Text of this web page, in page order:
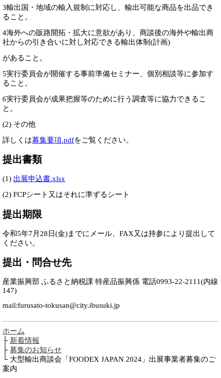
3輸出国・地域の輸入規制に対応し、輸出可能な商品を出品でき
ること。
4海外への販路開拓・拡大に意欲があり、商談後の海外や輸出商
社からの引き合いに対し対応できる輸出体制(計画)
があること。
5実行委員会が開催する事前準備セミナー、個別相談等に参加す
ること。
6実行委員会が成果把握等のために行う調査等に協力できるこ
と。
(2) その他
詳しくは募集要項.pdfをご覧ください。
提出書類
(1) 出展申込書.xlsx
(2) FCPシート又はそれに準ずるシート
提出期限
令和5年7月28日(金)までにメール、FAX又は持参により提出して
ください。
提出・問合せ先
産業振興部 ふるさと納税課 特産品振興係 電話0993-22-2111(内線
147)
mail:furusato-tokusan@city.ibusuki.jp
ホーム
├ 新着情報
├ 募集のお知らせ
└ 大型輸出商談会「FOODEX JAPAN 2024」出展事業者募集のご
案内